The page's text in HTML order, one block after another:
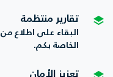
تقارير منتظمة
البقاء على اطلاع
الخاصة بكم.
تعزيز الأمان